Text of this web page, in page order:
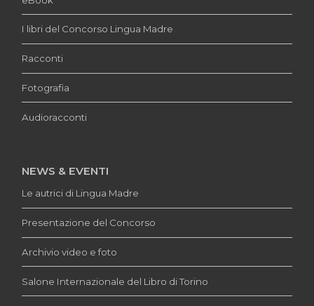
I libri del Concorso Lingua Madre
Racconti
Fotografia
Audioracconti
NEWS & EVENTI
Le autrici di Lingua Madre
Presentazione del Concorso
Archivio video e foto
Salone Internazionale del Libro di Torino